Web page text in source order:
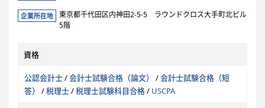
企業所在地
東京都千代田区内神田2-5-5 ラウンドクロス大手町北ビル
5階
資格
公認会計士/会計士試験合格（論文） /会計士試験合格（短
答）
/税理士/税理士試験科目合格/ USCPA